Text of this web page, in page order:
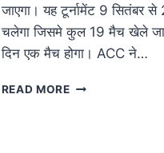
जाएगा। यह टूर्नामेंट 9 सितंबर
चलेगा जिसमे कुल 19 मैच खेले
दिन एक मैच होगा। ACC ने…
READ MORE